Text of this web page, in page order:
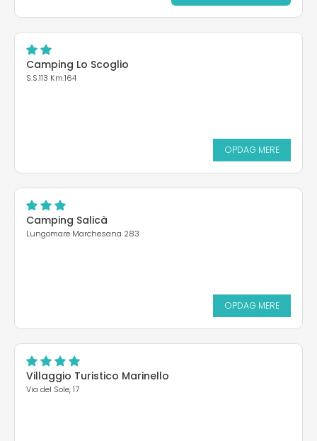
Camping Lo Scoglio
S.S.113 Km.164
OPDAG MERE
Camping Salicà
Lungomare Marchesana 283
OPDAG MERE
Villaggio Turistico Marinello
Via del Sole, 17